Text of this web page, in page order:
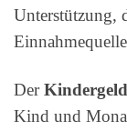
Unterstützung,
Der
Kind und